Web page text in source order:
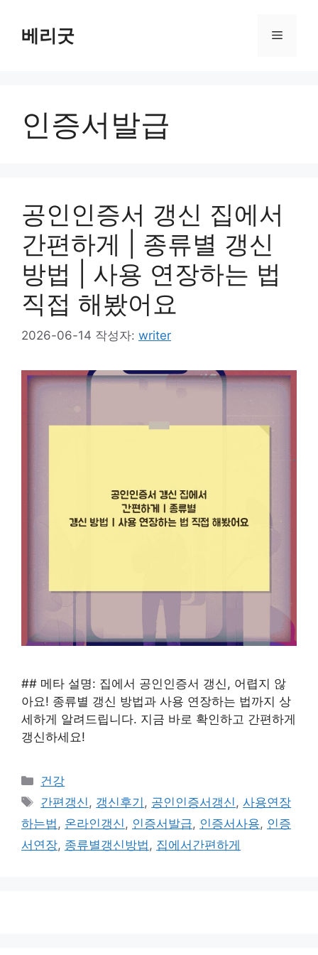
베리굿 메
인증서발급
공인인증서 갱신 집에서
간편하게 | 종류별 갱신
방법 | 사용 연장하는 법
직접 해봤어요
2026-06-14 작성자: writer
## 메타 설명: 집에서 공인인증서 갱신, 어렵지 않
아요! 종류별 갱신 방법과 사용 연장하는 법까지 상
세하게 알려드립니다. 지금 바로 확인하고 간편하게
갱신하세요!
카
테
리
건강
태
그
간편갱신 , 갱신후기 , 공인인증서갱신 ,사용연장
하는법 , 온라인갱신 , 인증서발급, 인증서사용, 인증
서연장, 종류별갱신방법 , 집에서간편하게